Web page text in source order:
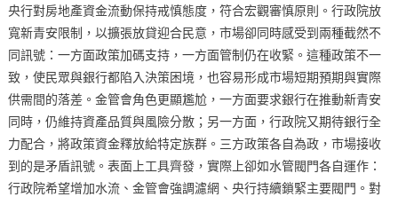
央行對房地產資金流動保持戒慎態度，符合宏觀審慎原則。行政院放
寬新青安限制，以擴張放貸迎合民意，市場卻同時感受到兩種截然不
同訊號：一方面政策加碼支持，一方面管制仍在收緊。這種政策不一
致，使民眾與銀行都陷入決策困境，也容易形成市場短期預期與實際
供需間的落差。金管會角色更顯尷尬，一方面要求銀行在推動新青安
同時，仍維持資產品質與風險分散；另一方面，行政院又期待銀行全
力配合，將政策資金釋放給特定族群。三方政策各自為政，市場接收
到的是矛盾訊號。表面上工具齊發，實際上卻如水管閥門各自運作：
行政院希望增加水流、金管會強調濾網、央行持續鎖緊主要閥門。對